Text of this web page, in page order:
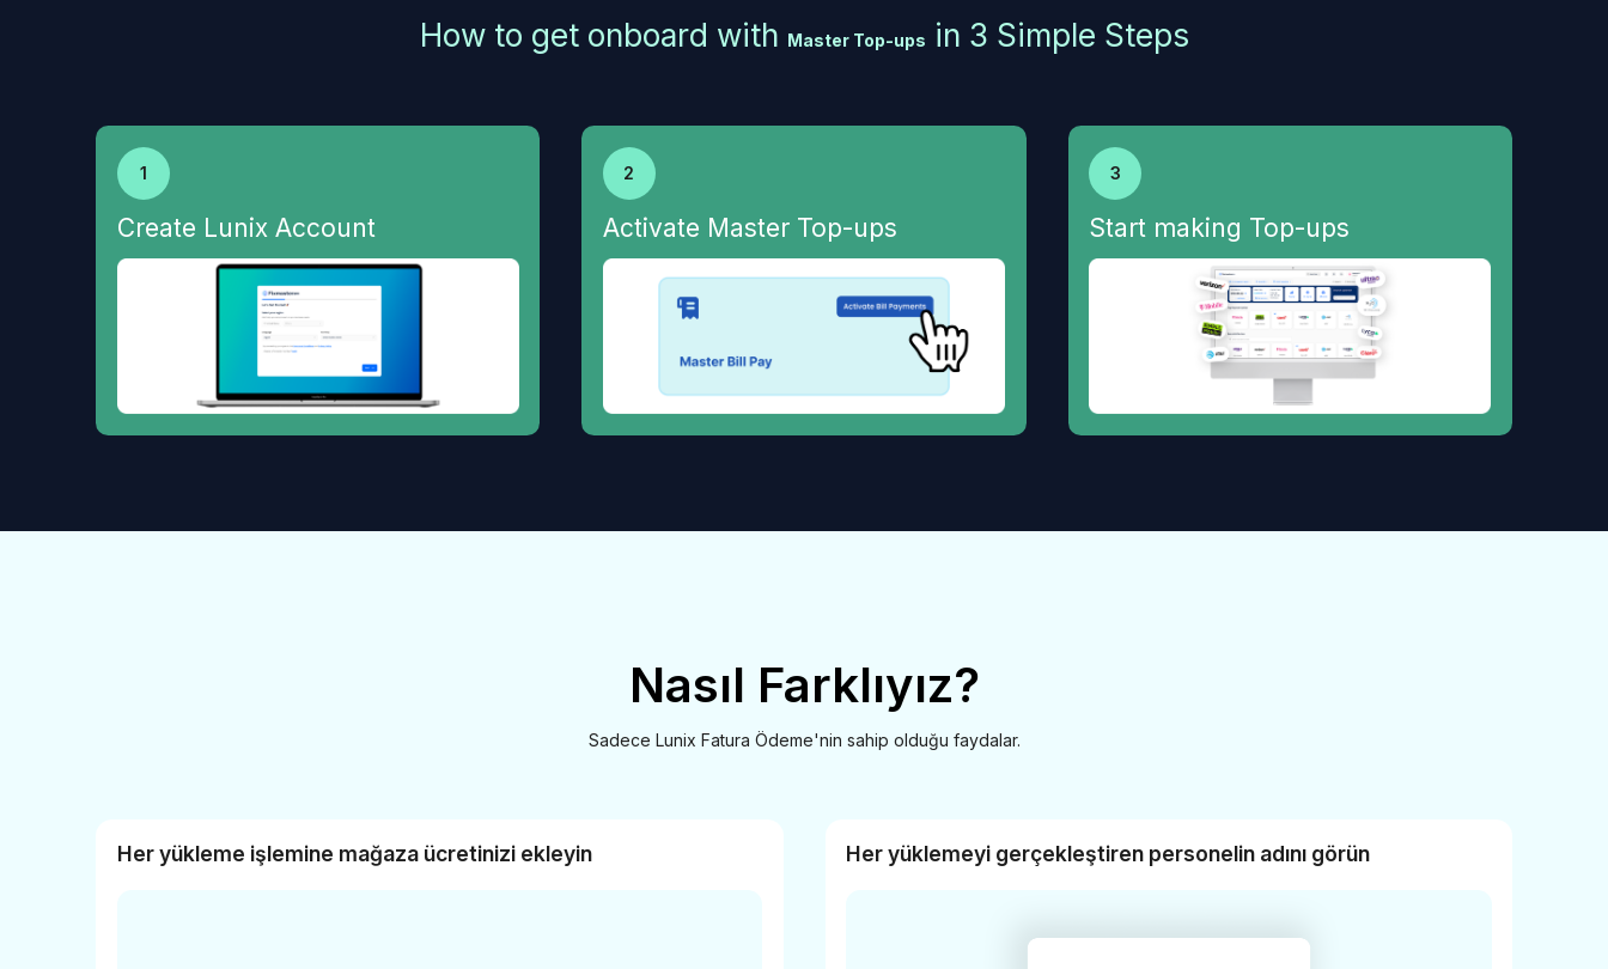
How to get onboard with Master Top-ups in 3 Simple Steps
1
Create Lunix Account
2
Activate Master Top-ups
3
Start making Top-ups
Nasıl Farklıyız?
Sadece Lunix Fatura Ödeme'nin sahip olduğu faydalar.
Her yükleme işlemine mağaza ücretinizi ekleyin Her yüklemeyi gerçekleştiren personelin adını görün